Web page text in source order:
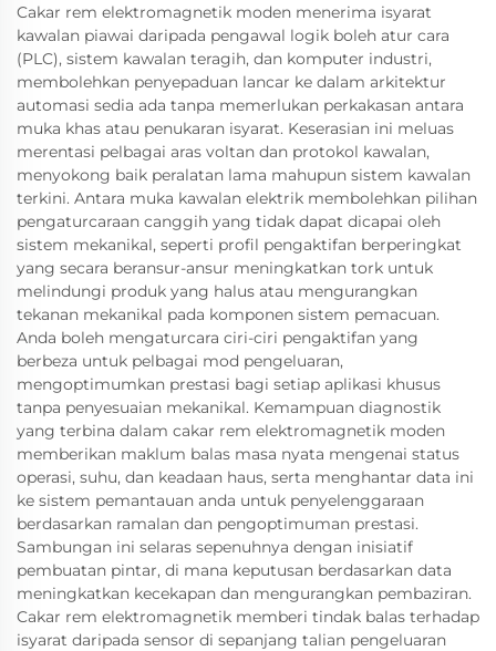
Cakar rem elektromagnetik moden menerima isyarat
kawalan piawai daripada pengawal logik boleh atur cara
(PLC), sistem kawalan teragih, dan komputer industri,
membolehkan penyepaduan lancar ke dalam arkitektur
automasi sedia ada tanpa memerlukan perkakasan antara
muka khas atau penukaran isyarat. Keserasian ini meluas
merentasi pelbagai aras voltan dan protokol kawalan,
menyokong baik peralatan lama mahupun sistem kawalan
terkini. Antara muka kawalan elektrik membolehkan pilihan
pengaturcaraan canggih yang tidak dapat dicapai oleh
sistem mekanikal, seperti profil pengaktifan berperingkat
yang secara beransur-ansur meningkatkan tork untuk
melindungi produk yang halus atau mengurangkan
tekanan mekanikal pada komponen sistem pemacuan.
Anda boleh mengaturcara ciri-ciri pengaktifan yang
berbeza untuk pelbagai mod pengeluaran,
mengoptimumkan prestasi bagi setiap aplikasi khusus
tanpa penyesuaian mekanikal. Kemampuan diagnostik
yang terbina dalam cakar rem elektromagnetik moden
memberikan maklum balas masa nyata mengenai status
operasi, suhu, dan keadaan haus, serta menghantar data ini
ke sistem pemantauan anda untuk penyelenggaraan
berdasarkan ramalan dan pengoptimuman prestasi.
Sambungan ini selaras sepenuhnya dengan inisiatif
pembuatan pintar, di mana keputusan berdasarkan data
meningkatkan kecekapan dan mengurangkan pembaziran.
Cakar rem elektromagnetik memberi tindak balas terhadap
isyarat daripada sensor di sepanjang talian pengeluaran